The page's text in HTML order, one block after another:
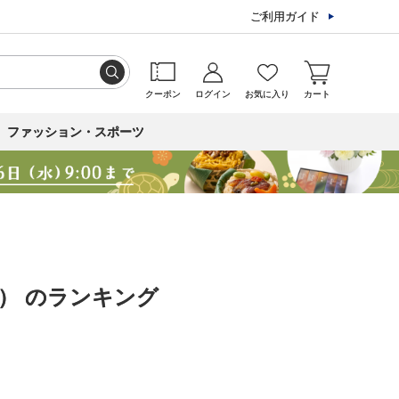
ご利用ガイド
クーポン ログイン お気に入り カート
ファッション・スポーツ
のランキング